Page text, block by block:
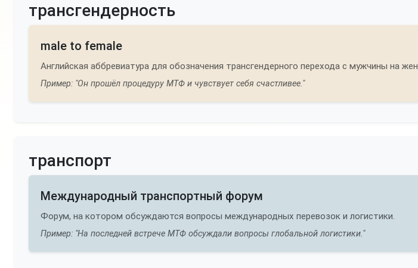
трансгендерность
male to female
Английская аббревиатура для обозначения трансгендерного перехода с мужчины на
Пример: "Он прошёл процедуру МТФ и чувствует себя счастливее."
транспорт
Международный транспортный форум
Форум, на котором обсуждаются вопросы международных перевозок и логистики.
Пример: "На последней встрече МТФ обсуждали вопросы глобальной логистики."